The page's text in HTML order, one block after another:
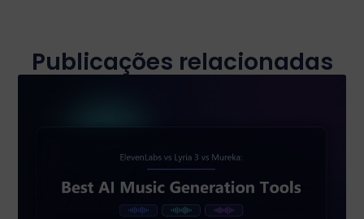
Publicações relacionadas